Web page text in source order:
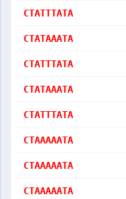
CTATTTATA
CTATAAATA
CTATTTATA
CTATAAATA
CTATTTATA
CTAAAAATA
CTAAAAATA
CTAAAAATA